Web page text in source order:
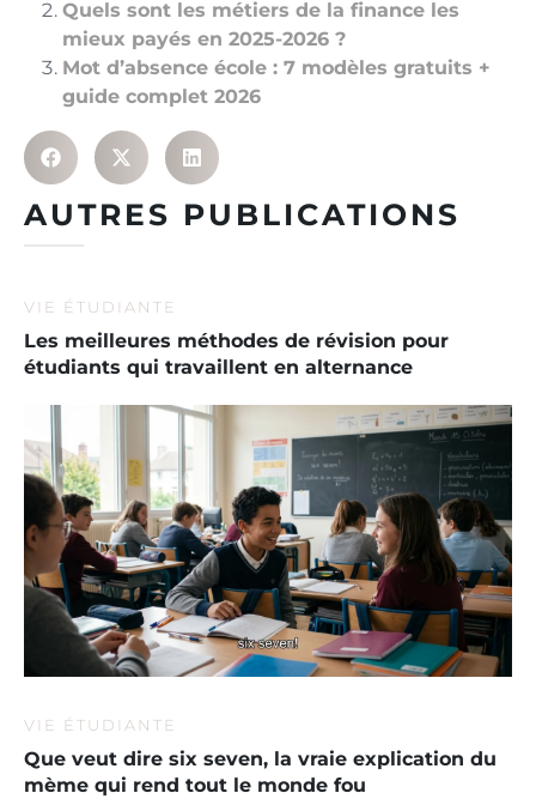
Quels sont les métiers de la finance les
mieux payés en 2025-2026 ?
Mot d’absence école : 7 modèles gratuits +
guide complet 2026
AUTRES PUBLICATIONS
VIE ÉTUDIANTE
Les meilleures méthodes de révision pour
étudiants qui travaillent en alternance
VIE ÉTUDIANTE
Que veut dire six seven, la vraie explication du
mème qui rend tout le monde fou